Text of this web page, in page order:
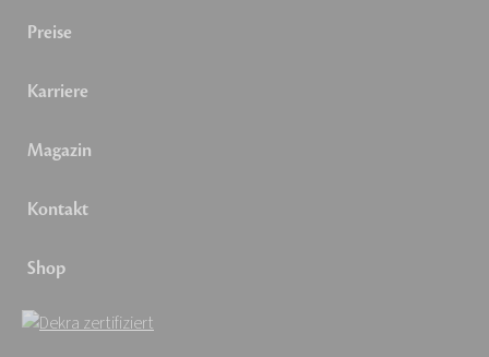
Preise
Karriere
Magazin
Kontakt
Shop